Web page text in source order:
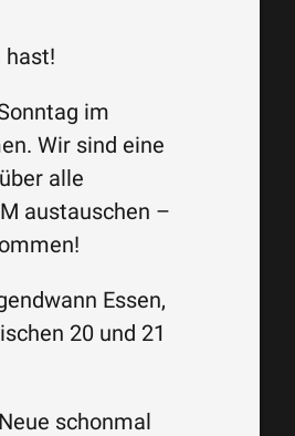
hast!
im
Wir sind eine
alle
austauschen –
Essen,
20 und 21
schonmal